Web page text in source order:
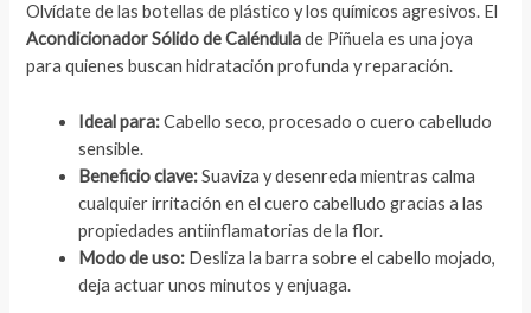
Olvídate de las botellas de plástico y los químicos agresivos. El
Acondicionador Sólido de Caléndulade Piñuela es una joya
para quienes buscan hidratación profunda y reparación.
Ideal para:Cabello seco, procesado o cuero cabelludo
sensible.
Beneficio clave:Suaviza y desenreda mientras calma
cualquier irritación en el cuero cabelludo gracias a las
propiedades antiinflamatorias de la flor.
Modo de uso: Desliza la barra sobre el cabello mojado,
deja actuar unos minutos y enjuaga.